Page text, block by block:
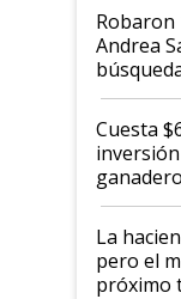
Robaron
Andrea
toca a
Cuesta
histórico
La
pero el
próximo